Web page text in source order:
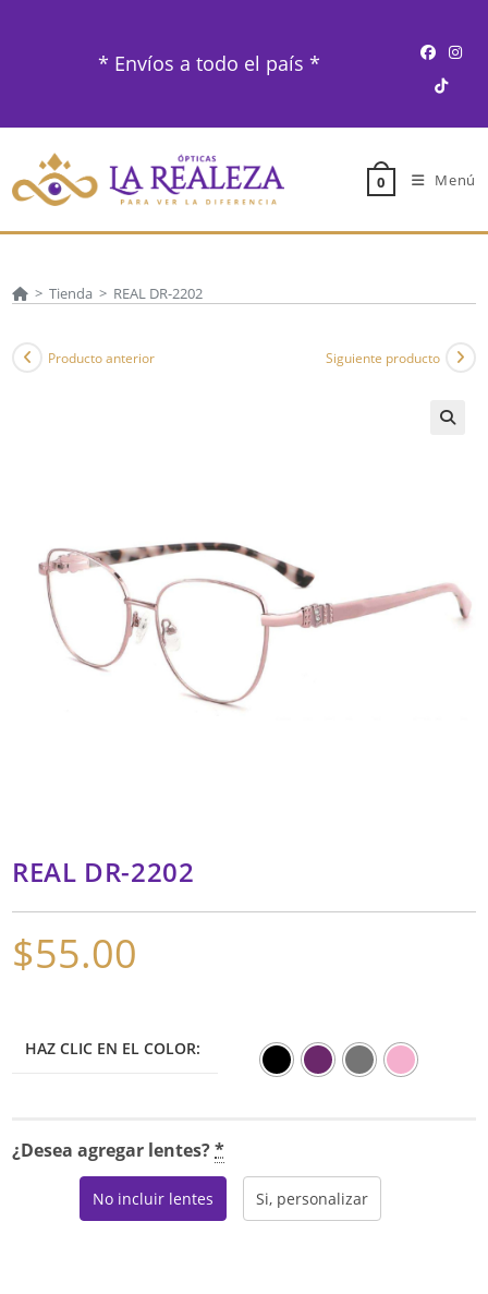
* Envíos a todo el país *
0 Menú
> Tienda > REAL DR-2202
Producto anterior Siguiente producto
REAL DR-2202
$55.00
HAZ CLIC EN EL COLOR:
¿Desea agregar lentes?*
No incluir lentes Si, personalizar